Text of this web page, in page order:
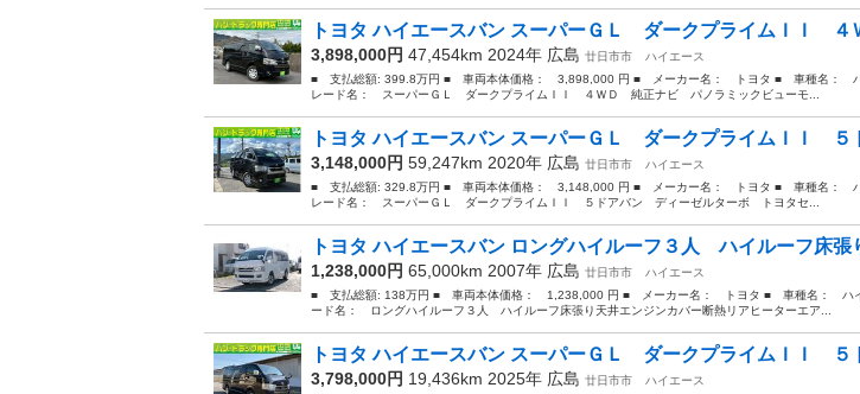
トヨタ ハイエースバン スーパーＧＬ ダークプライムＩＩ ４
3,898,000円 47,454km 2024年 広島 廿日市市
ハイエース
■ 支払総額: 399.8万円 ■ 車両本体価格： 3,898,000 円 ■ メーカー名： トヨタ ■ 車種名：
レード名： スーパーＧＬ ダークプライムＩＩ ４ＷＤ 純正ナビ パノラミックビューモ...
トヨタ ハイエースバン スーパーＧＬ ダークプライムＩＩ ５
3,148,000円 59,247km 2020年 広島 廿日市市
ハイエース
■ 支払総額: 329.8万円 ■ 車両本体価格： 3,148,000 円 ■ メーカー名： トヨタ ■ 車種名：
レード名： スーパーＧＬ ダークプライムＩＩ ５ドアバン ディーゼルターボ トヨタセ...
トヨタ ハイエースバン ロングハイルーフ３人 ハイルーフ床張
1,238,000円 65,000km 2007年 広島 廿日市市
ハイエース
■ 支払総額: 138万円 ■ 車両本体価格： 1,238,000 円 ■ メーカー名： トヨタ ■ 車種名： ハ
ード名： ロングハイルーフ３人 ハイルーフ床張り天井エンジンカバー断熱リアヒーターエア...
トヨタ ハイエースバン スーパーＧＬ ダークプライムＩＩ ５
3,798,000円 19,436km 2025年 広島 廿日市市
ハイエース